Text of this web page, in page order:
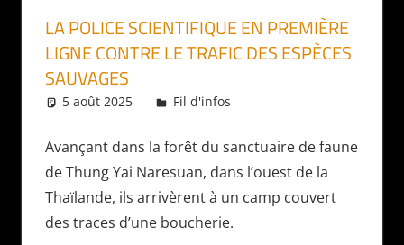
LA POLICE SCIENTIFIQUE EN PREMIÈRE
LIGNE CONTRE LE TRAFIC DES ESPÈCES
SAUVAGES
5 août 2025 Daniel
Fil d'infos
Avançant dans la forêt du sanctuaire de faune
de Thung Yai Naresuan, dans l’ouest de la
Thaïlande, ils arrivèrent à un camp couvert
des traces d’une boucherie.